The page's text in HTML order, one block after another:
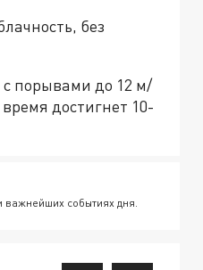
без
с порывами до 12 м/
достигнет 10-
важнейших событиях дня.